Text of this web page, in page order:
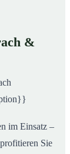
&
im Einsatz –
Sie